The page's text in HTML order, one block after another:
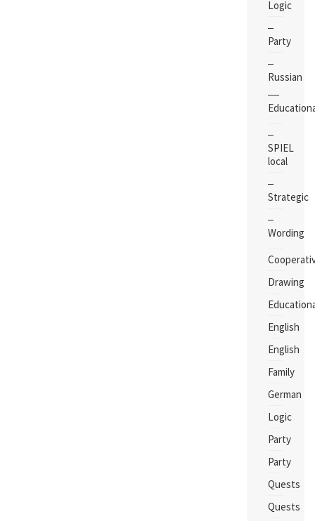
Logic
Party
Russian
SPIEL
local
Strategic
Wording
Drawing
English
English
Family
German
Logic
Party
Party
Quests
Quests